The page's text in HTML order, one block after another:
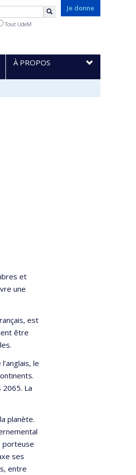
Je donne
Tout UdeM
À PROPOS
et
une
est
être
le
La
planète.
porteuse
ses
entre